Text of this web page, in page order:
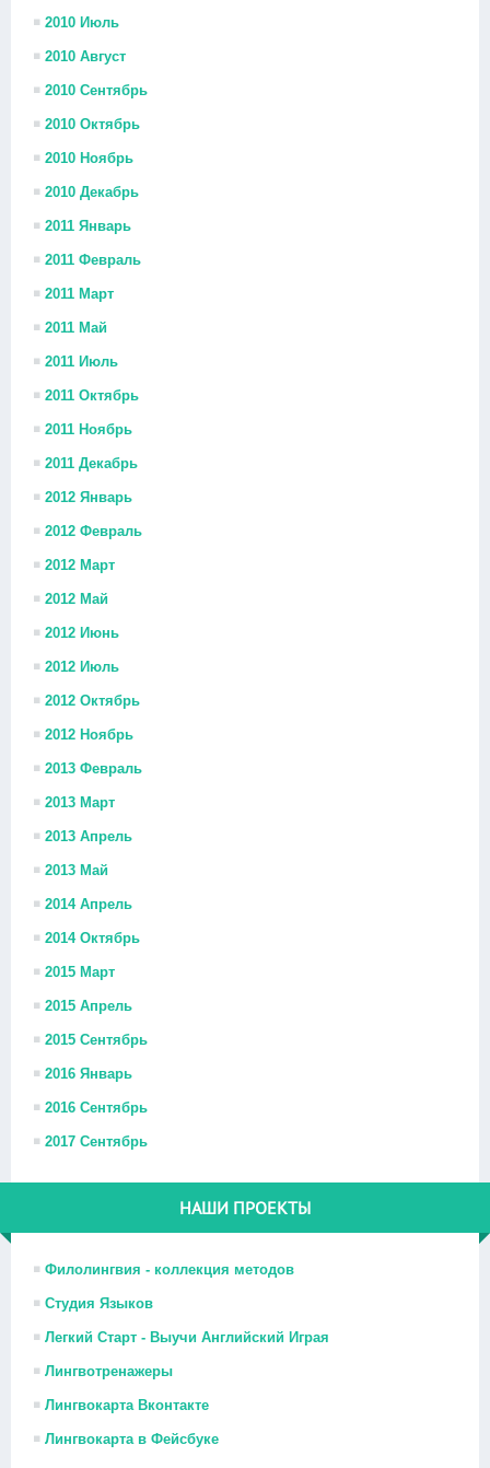
2010 Июль
2010 Август
2010 Сентябрь
2010 Октябрь
2010 Ноябрь
2010 Декабрь
2011 Январь
2011 Февраль
2011 Март
2011 Май
2011 Июль
2011 Октябрь
2011 Ноябрь
2011 Декабрь
2012 Январь
2012 Февраль
2012 Март
2012 Май
2012 Июнь
2012 Июль
2012 Октябрь
2012 Ноябрь
2013 Февраль
2013 Март
2013 Апрель
2013 Май
2014 Апрель
2014 Октябрь
2015 Март
2015 Апрель
2015 Сентябрь
2016 Январь
2016 Сентябрь
2017 Сентябрь
НАШИ ПРОЕКТЫ
Филолингвия - коллекция методов
Студия Языков
Легкий Старт - Выучи Английский Играя
Лингвотренажеры
Лингвокарта Вконтакте
Лингвокарта в Фейсбуке